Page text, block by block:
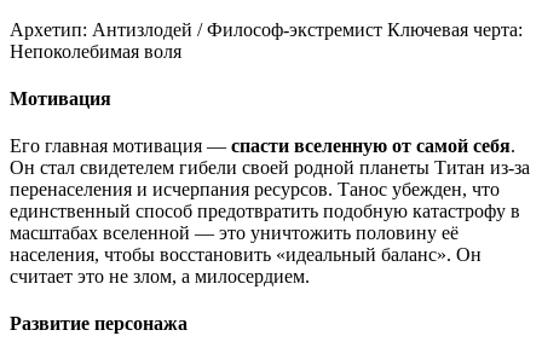
Архетип: Антизлодей / Философ-экстремист Ключевая черта:
Непоколебимая воля
Мотивация
Его главная мотивация — спасти вселенную от самой себя.
Он стал свидетелем гибели своей родной планеты Титан из-за
перенаселения и исчерпания ресурсов. Танос убежден, что
единственный способ предотвратить подобную катастрофу в
масштабах вселенной — это уничтожить половину её
населения, чтобы восстановить «идеальный баланс». Он
считает это не злом, а милосердием.
Развитие персонажа